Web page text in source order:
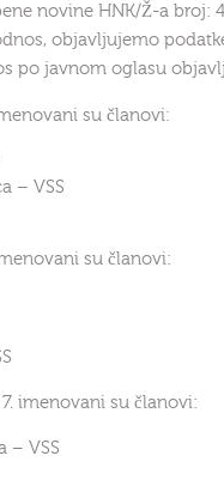
novine HNK/Ž-a broj:
objavljujemo
po javnom oglasu
su članovi:
– VSS
su članovi:
imenovani su članovi:
– VSS